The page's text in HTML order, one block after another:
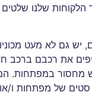
שלנו שלטים
יש גם לא מעט
את רכבם ברכב
מחסור במפתחות.
סטים של מפתחות